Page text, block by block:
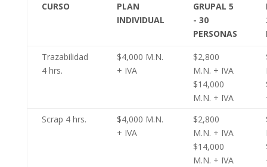
CURSO
PLAN
INDIVIDUAL
GRUPAL 5
- 30
PERSONAS
Trazabilidad
4 hrs.
$4,000 M.N.
+ IVA
$2,800
M.N. + IVA
$14,000
M.N. + IVA
Scrap 4 hrs.
$4,000 M.N.
+ IVA
$2,800
M.N. + IVA
$14,000
M.N. + IVA